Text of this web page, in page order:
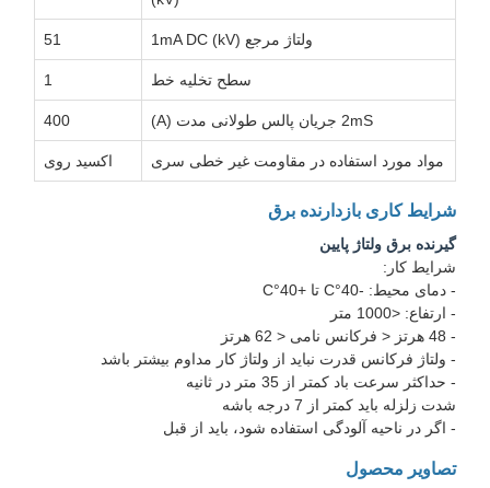
ولتاژ مرجع 1mA DC (kV) 51
سطح تخلیه خط
2mS جریان پالس طولانی مدت (A) 400
مواد مورد استفاده در مقاومت غیر خطی سری اکسید روی
شرایط کاری بازدارنده برق
گیرنده برق ولتاژ پایین
شرایط کار:
- دمای محیط: -40°C تا +40°C
- ارتفاع: <1000 متر
- 48 هرتز < فرکانس نامی < 62 هرتز
- ولتاژ فرکانس قدرت نباید از ولتاژ کار مداوم بیشتر باشد
- حداکثر سرعت باد کمتر از 35 متر در ثانیه
شدت زلزله بايد کمتر از 7 درجه باشه
- اگر در ناحیه آلودگی استفاده شود، باید از قبل
تصاویر محصول